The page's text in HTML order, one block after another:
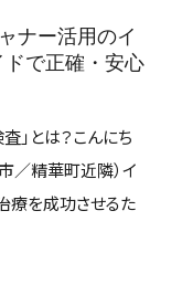
ナー活用のイ
で正確・安心
」とは？こんにち
／精華町近隣）イ
療を成功させるた